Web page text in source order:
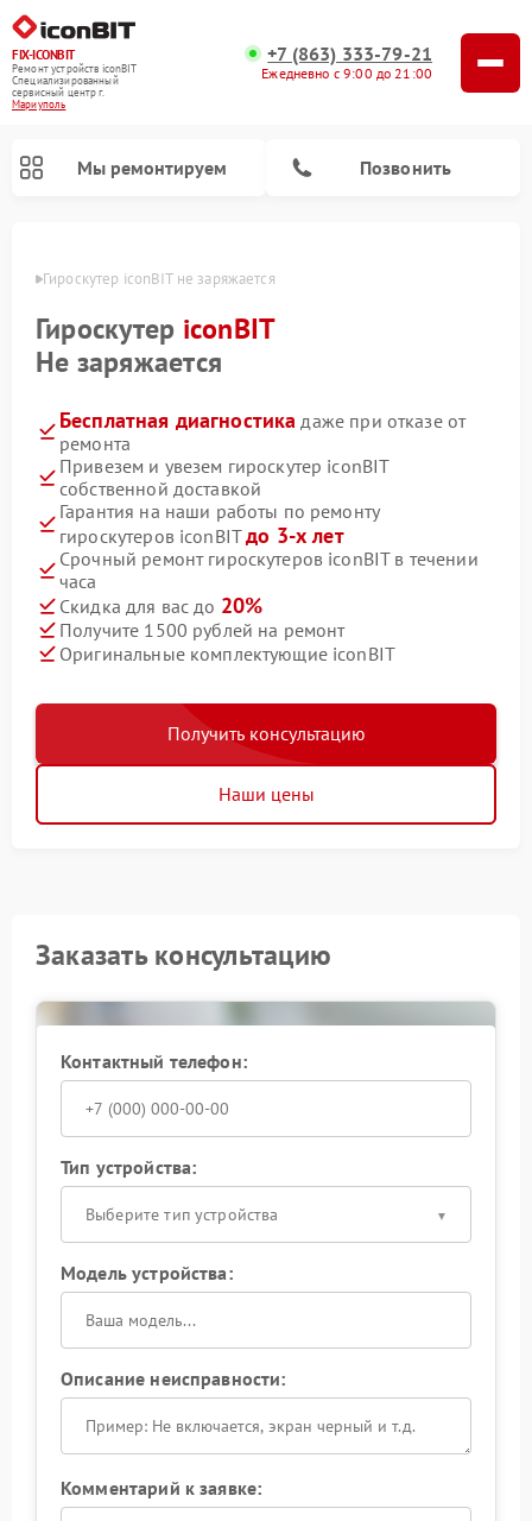
FIX-ICONBIT
Ремонт устройств iconBIT
Специализированный
cервисный центр г.
Мариуполь
+7 (863) 333-79-21
Ежедневно с 9:00 до 21:00
Мы ремонтируем Позвонить
Гироскутер iconBIT не заряжается
Гироскутер iconBIT
Не заряжается
Бесплатная диагностика даже при отказе от
ремонта
Привезем и увезем гироскутер iconBIT
собственной доставкой
Гарантия на наши работы по ремонту
гироскутеров iconBITдо 3-х лет
Срочный ремонт гироскутеров iconBIT в течении
часа
Скидка для вас до 20%
Получите 1500 рублей на ремонт
Оригинальные комплектующие iconBIT
Получить консультацию
Наши цены
Заказать консультацию
Контактный телефон:
Тип устройства:
Выберите тип устройства
Модель устройства:
Описание неисправности:
Комментарий к заявке: